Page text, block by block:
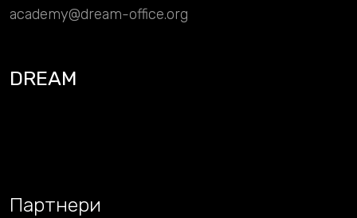
academy@dream-office.org
Партнери
DREAM